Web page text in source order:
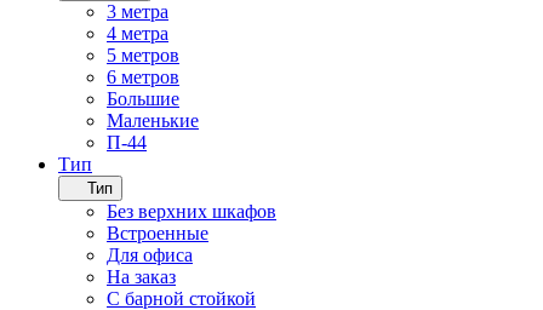
3 метра
4 метра
5 метров
6 метров
Большие
Маленькие
П-44
Тип
Тип
Без верхних шкафов
Встроенные
Для офиса
На заказ
С барной стойкой